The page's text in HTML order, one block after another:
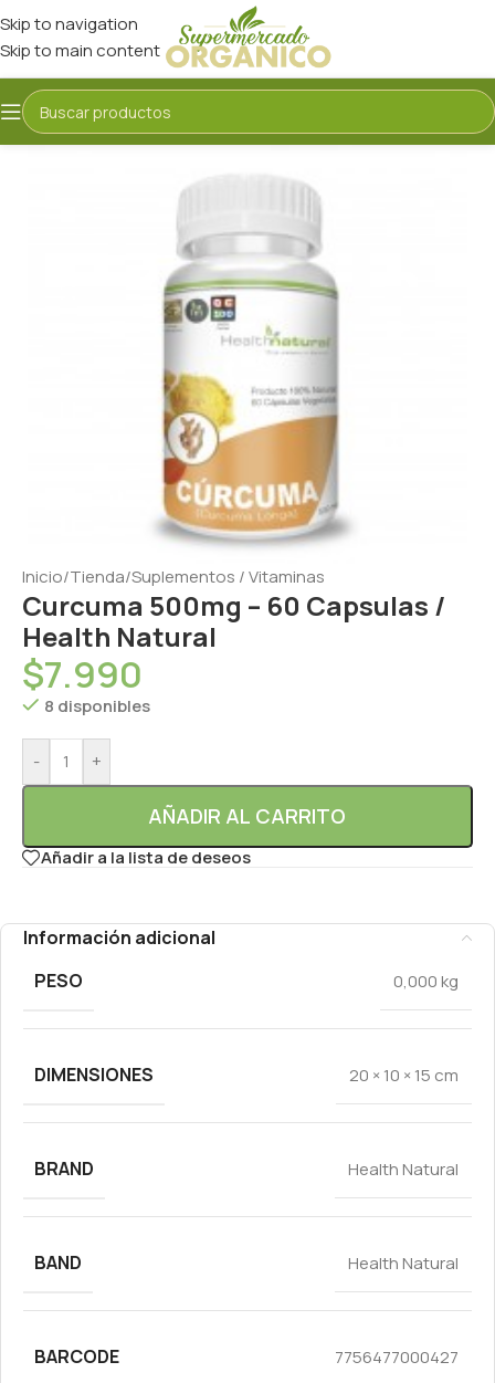
Skip to navigation
Skip to main content
Inicio/Tienda/Suplementos / Vitaminas
Curcuma 500mg – 60 Capsulas /
Health Natural
$7.990
8 disponibles
- +
AÑADIR AL CARRITO
Añadir a la lista de deseos
Información adicional
PESO
0,000 kg
DIMENSIONES 20 × 10 × 15 cm
BRAND Health Natural
BAND Health Natural
BARCODE 7756477000427